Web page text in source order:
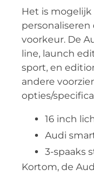
Het is
voorkeur. De
line, launch
sport, en
andere
opties/
16 inch
Audi
3-spaaks
Kortom, de